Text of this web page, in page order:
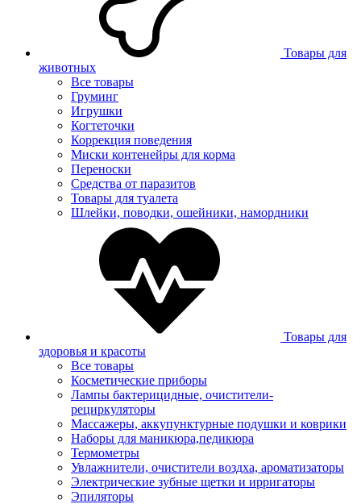
Товары для
животных
Все товары
Груминг
Игрушки
Когтеточки
Коррекция поведения
Миски контенейры для корма
Переноски
Средства от паразитов
Товары для туалета
Шлейки, поводки, ошейники, намордники
Товары для
здоровья и красоты
Все товары
Косметические приборы
Лампы бактерицидные, очистители-
рециркуляторы
Массажеры, аккупунктурные подушки и коврики
Наборы для маникюра,педикюра
Термометры
Увлажнители, очистители воздха, ароматизаторы
Электрические зубные щетки и ирригаторы
Эпиляторы